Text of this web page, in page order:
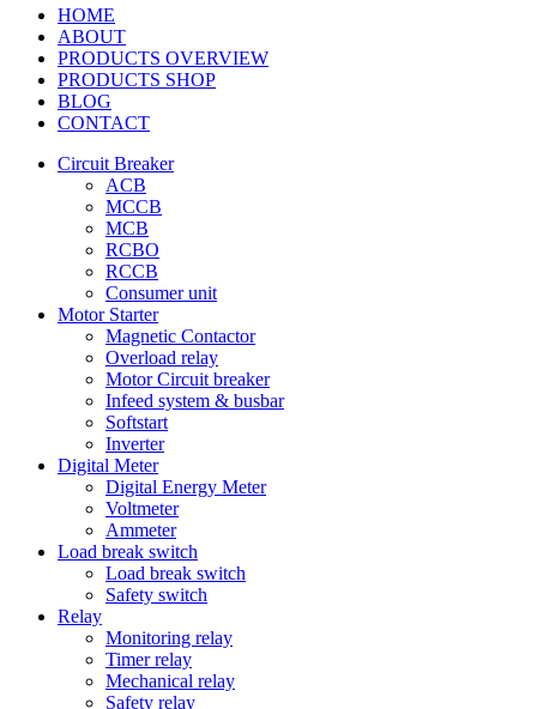
HOME
ABOUT
PRODUCTS OVERVIEW
PRODUCTS SHOP
BLOG
CONTACT
Circuit Breaker
ACB
MCCB
MCB
RCBO
RCCB
Consumer unit
Motor Starter
Magnetic Contactor
Overload relay
Motor Circuit breaker
Infeed system & busbar
Softstart
Inverter
Digital Meter
Digital Energy Meter
Voltmeter
Ammeter
Load break switch
Load break switch
Safety switch
Relay
Monitoring relay
Timer relay
Mechanical relay
Safety relay